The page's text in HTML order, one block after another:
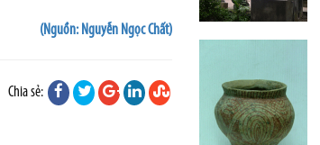
(Nguồn: Nguyễn Ngọc Chất)
Chia sẻ: